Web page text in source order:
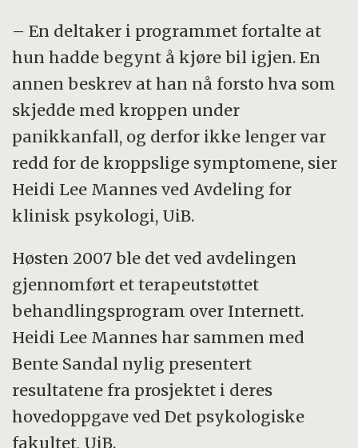
prosent.
– En deltaker i programmet fortalte at
hun hadde begynt å kjøre bil igjen. En
annen beskrev at han nå forsto hva som
skjedde med kroppen under
panikkanfall, og derfor ikke lenger var
redd for de kroppslige symptomene, sier
Heidi Lee Mannes ved Avdeling for
klinisk psykologi, UiB.
Høsten 2007 ble det ved avdelingen
gjennomført et terapeutstøttet
behandlingsprogram over Internett.
Heidi Lee Mannes har sammen med
Bente Sandal nylig presentert
resultatene fra prosjektet i deres
hovedoppgave ved Det psykologiske
fakultet, UiB.